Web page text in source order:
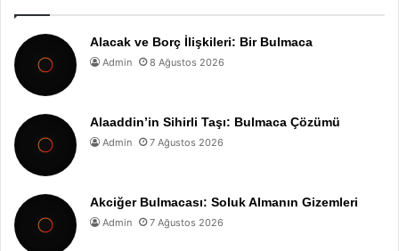
Alacak ve Borç İlişkileri: Bir Bulmaca
Admin 8 Ağustos 2026
Alaaddin’in Sihirli Taşı: Bulmaca Çözümü
Admin 7 Ağustos 2026
Akciğer Bulmacası: Soluk Almanın Gizemleri
Admin 7 Ağustos 2026